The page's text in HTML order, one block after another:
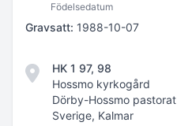
Födelsedatum
Gravsatt: 1988-10-07
HK 1 97, 98
Hossmo kyrkogård
Dörby-Hossmo pastorat
Sverige, Kalmar